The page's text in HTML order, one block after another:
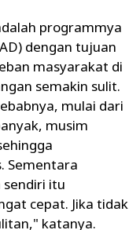
programmya
dengan tujuan
masyarakat di
semakin sulit.
mulai dari
musim
Sementara
itu
cepat. Jika tidak
katanya.